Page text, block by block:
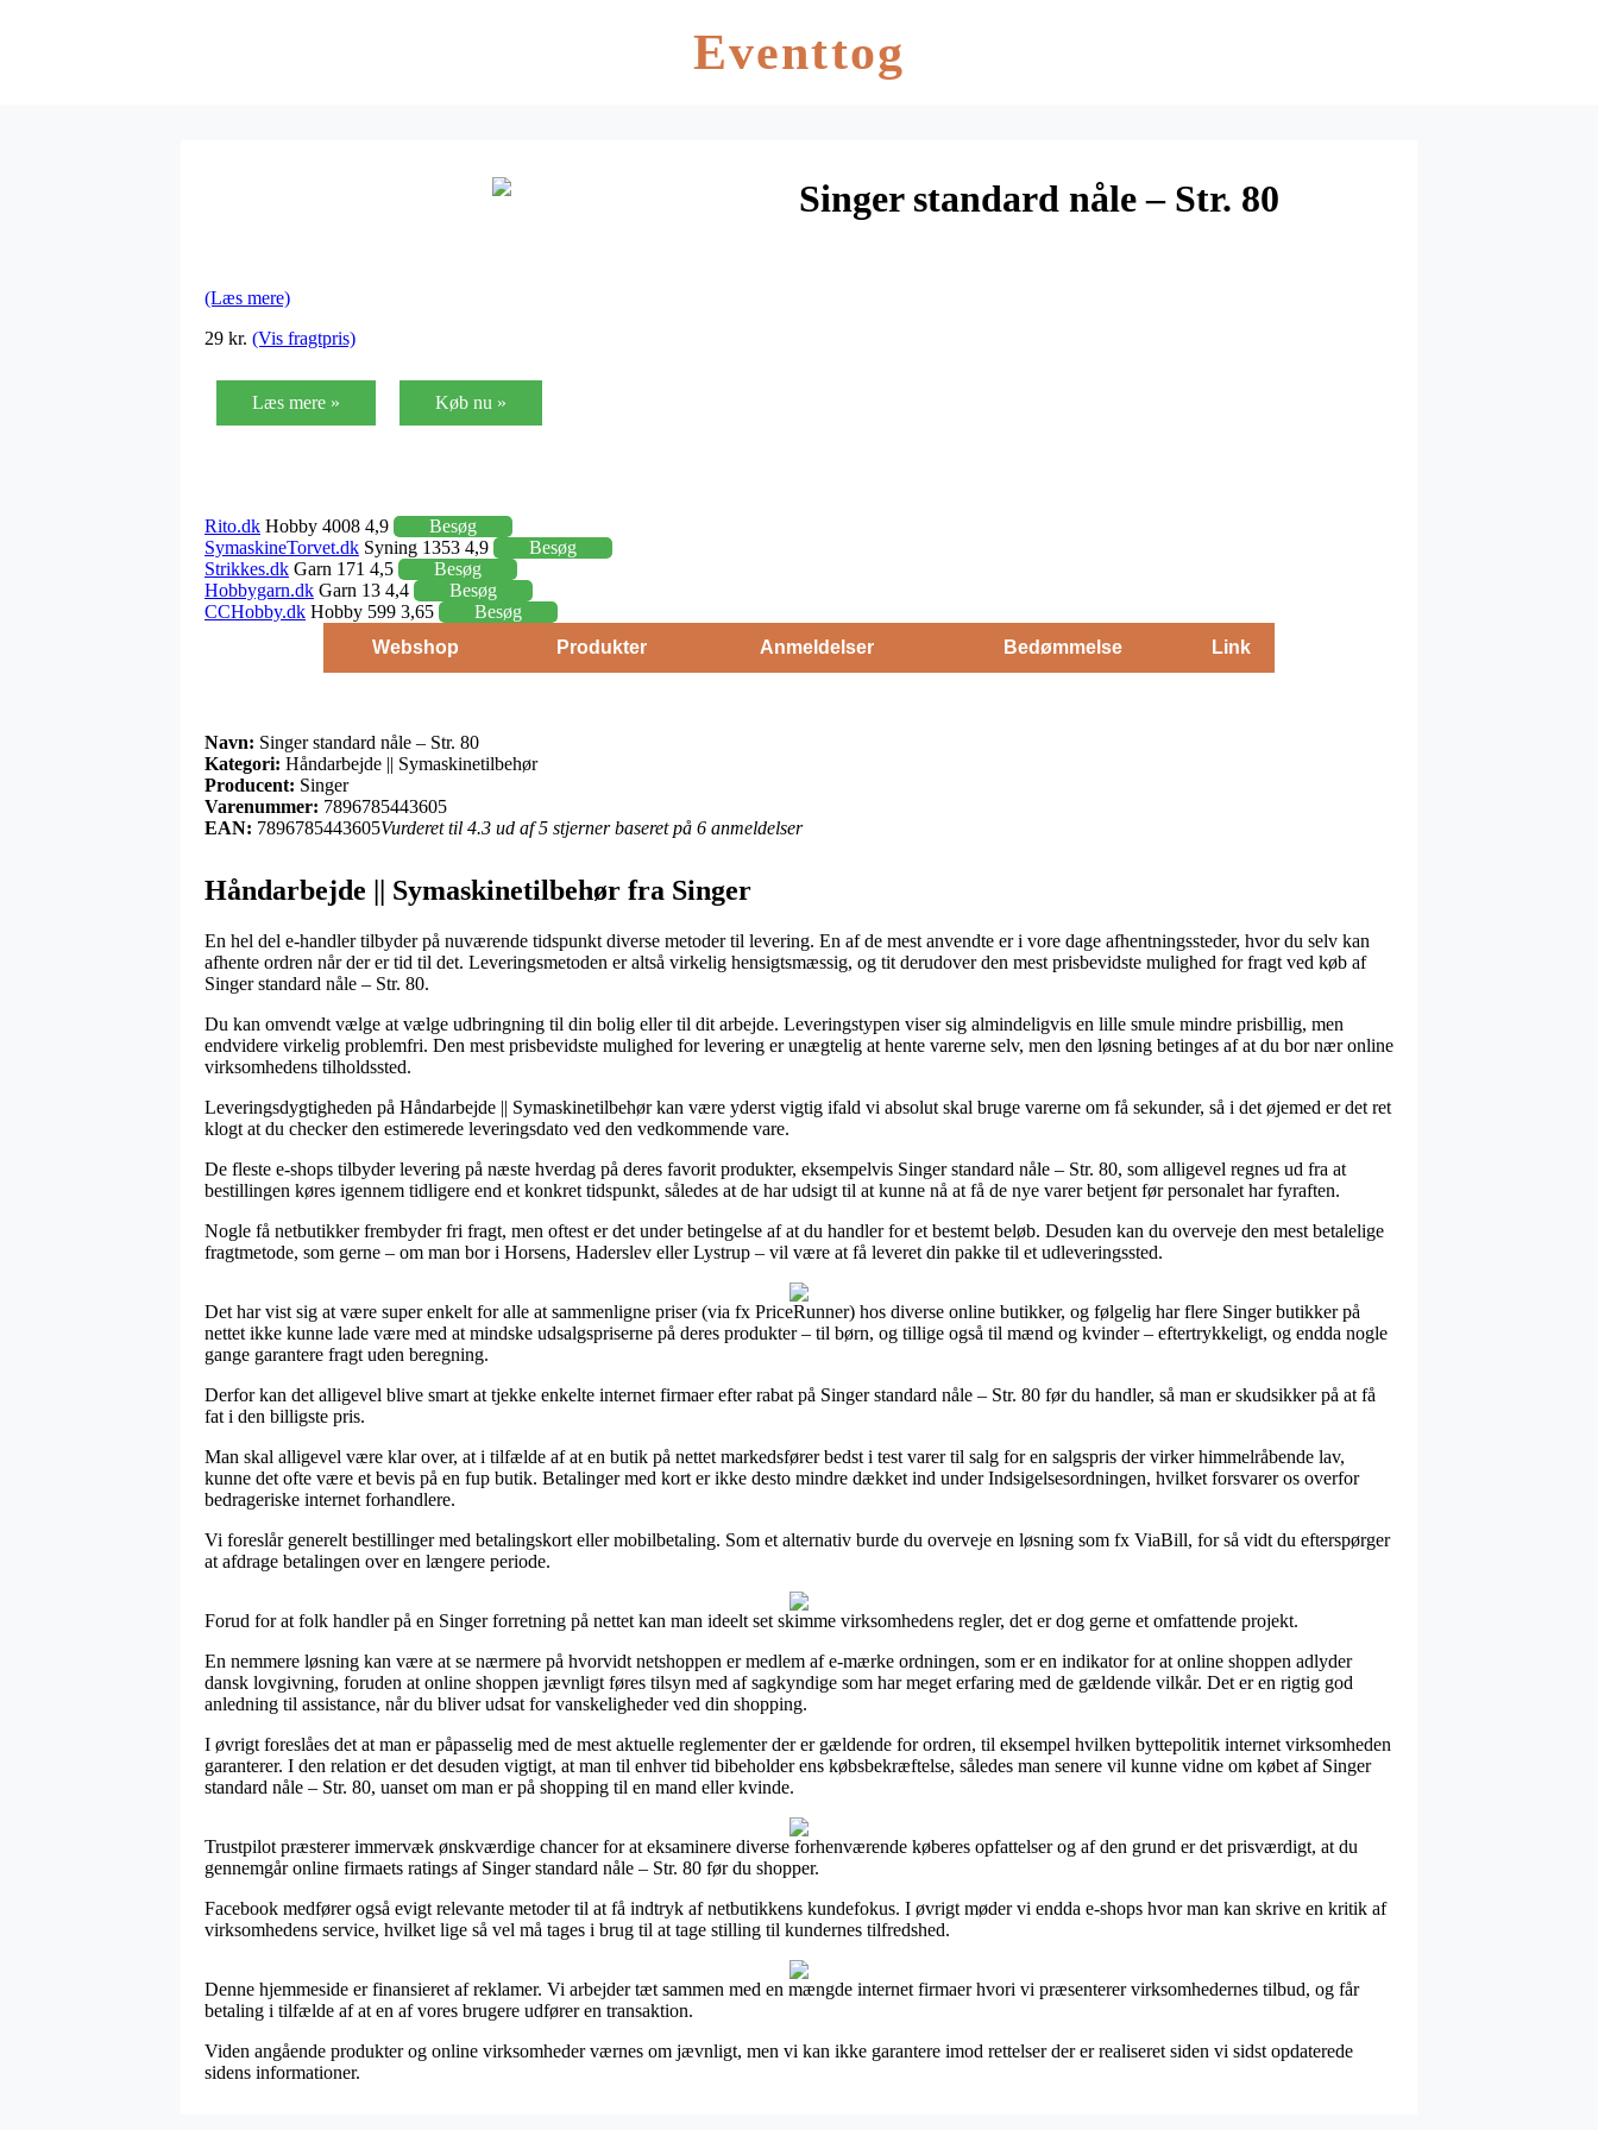
Eventtog
Singer standard nåle – Str. 80
(Læs mere)
29 kr. (Vis fragtpris)
Læs mere » Køb nu »
Rito.dk Hobby 4008 4,9
Besøg
SymaskineTorvet.dk Syning 1353 4,9
Besøg
Strikkes.dk Garn 171 4,5
Besøg
Hobbygarn.dk Garn 13 4,4
Besøg
CCHobby.dk Hobby 599 3,65
Besøg
Webshop
Produkter Anmeldelser Bedømmelse Link
Navn: Singer standard nåle – Str. 80
Kategori: Håndarbejde || Symaskinetilbehør
Producent: Singer
Varenummer: 7896785443605
EAN: 7896785443605Vurderet til 4.3 ud af 5 stjerner baseret på 6 anmeldelser
Håndarbejde || Symaskinetilbehør fra Singer
En hel del e-handler tilbyder på nuværende tidspunkt diverse metoder til levering. En af de mest anvendte er i vore dage afhentningssteder, hvor du selv kan
afhente ordren når der er tid til det. Leveringsmetoden er altså virkelig hensigtsmæssig, og tit derudover den mest prisbevidste mulighed for fragt ved køb af
Singer standard nåle – Str. 80.
Du kan omvendt vælge at vælge udbringning til din bolig eller til dit arbejde. Leveringstypen viser sig almindeligvis en lille smule mindre prisbillig, men
endvidere virkelig problemfri. Den mest prisbevidste mulighed for levering er unægtelig at hente varerne selv, men den løsning betinges af at du bor nær online
virksomhedens tilholdssted.
Leveringsdygtigheden på Håndarbejde || Symaskinetilbehør kan være yderst vigtig ifald vi absolut skal bruge varerne om få sekunder, så i det øjemed er det ret
klogt at du checker den estimerede leveringsdato ved den vedkommende vare.
De fleste e-shops tilbyder levering på næste hverdag på deres favorit produkter, eksempelvis Singer standard nåle – Str. 80, som alligevel regnes ud fra at
bestillingen køres igennem tidligere end et konkret tidspunkt, således at de har udsigt til at kunne nå at få de nye varer betjent før personalet har fyraften.
Nogle få netbutikker frembyder fri fragt, men oftest er det under betingelse af at du handler for et bestemt beløb. Desuden kan du overveje den mest betalelige
fragtmetode, som gerne – om man bor i Horsens, Haderslev eller Lystrup – vil være at få leveret din pakke til et udleveringssted.
Det har vist sig at være super enkelt for alle at sammenligne priser (via fx PriceRunner) hos diverse online butikker, og følgelig har flere Singer butikker på
nettet ikke kunne lade være med at mindske udsalgspriserne på deres produkter – til børn, og tillige også til mænd og kvinder – eftertrykkeligt, og endda nogle
gange garantere fragt uden beregning.
Derfor kan det alligevel blive smart at tjekke enkelte internet firmaer efter rabat på Singer standard nåle – Str. 80 før du handler, så man er skudsikker på at få
fat i den billigste pris.
Man skal alligevel være klar over, at i tilfælde af at en butik på nettet markedsfører bedst i test varer til salg for en salgspris der virker himmelråbende lav,
kunne det ofte være et bevis på en fup butik. Betalinger med kort er ikke desto mindre dækket ind under Indsigelsesordningen, hvilket forsvarer os overfor
bedrageriske internet forhandlere.
Vi foreslår generelt bestillinger med betalingskort eller mobilbetaling. Som et alternativ burde du overveje en løsning som fx ViaBill, for så vidt du efterspørger
at afdrage betalingen over en længere periode.
Forud for at folk handler på en Singer forretning på nettet kan man ideelt set skimme virksomhedens regler, det er dog gerne et omfattende projekt.
En nemmere løsning kan være at se nærmere på hvorvidt netshoppen er medlem af e-mærke ordningen, som er en indikator for at online shoppen adlyder
dansk lovgivning, foruden at online shoppen jævnligt føres tilsyn med af sagkyndige som har meget erfaring med de gældende vilkår. Det er en rigtig god
anledning til assistance, når du bliver udsat for vanskeligheder ved din shopping.
I øvrigt foreslåes det at man er påpasselig med de mest aktuelle reglementer der er gældende for ordren, til eksempel hvilken byttepolitik internet virksomheden
garanterer. I den relation er det desuden vigtigt, at man til enhver tid bibeholder ens købsbekræftelse, således man senere vil kunne vidne om købet af Singer
standard nåle – Str. 80, uanset om man er på shopping til en mand eller kvinde.
Trustpilot præsterer immervæk ønskværdige chancer for at eksaminere diverse forhenværende køberes opfattelser og af den grund er det prisværdigt, at du
gennemgår online firmaets ratings af Singer standard nåle – Str. 80 før du shopper.
Facebook medfører også evigt relevante metoder til at få indtryk af netbutikkens kundefokus. I øvrigt møder vi endda e-shops hvor man kan skrive en kritik af
virksomhedens service, hvilket lige så vel må tages i brug til at tage stilling til kundernes tilfredshed.
Denne hjemmeside er finansieret af reklamer. Vi arbejder tæt sammen med en mængde internet firmaer hvori vi præsenterer virksomhedernes tilbud, og får
betaling i tilfælde af at en af vores brugere udfører en transaktion.
Viden angående produkter og online virksomheder værnes om jævnligt, men vi kan ikke garantere imod rettelser der er realiseret siden vi sidst opdaterede
sidens informationer.